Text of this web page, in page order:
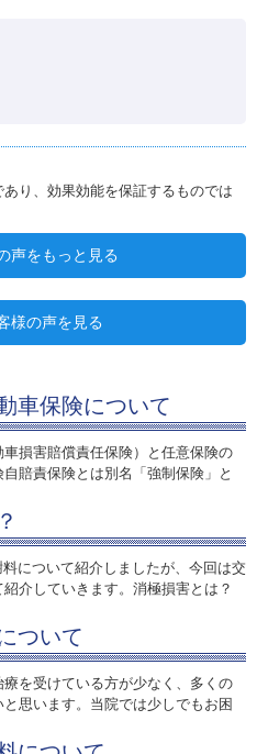
り、効果効能を保証するものでは
声をもっと見る
様の声を見る
車保険について
損害賠償責任保険）と任意保険の
賠責保険とは別名「強制保険」と
について紹介しましたが、今回は交
介していきます。消極損害とは？
ついて
を受けている方が少なく、多くの
思います。当院では少しでもお困